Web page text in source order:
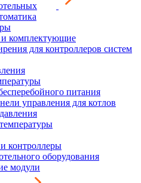
и комплектующие
для контроллеров систем
питания
управления для котлов
контроллеры
оборудования
модули